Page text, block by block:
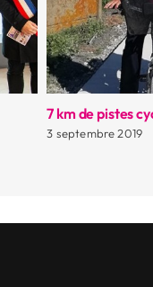
Très belle
aux jeunes